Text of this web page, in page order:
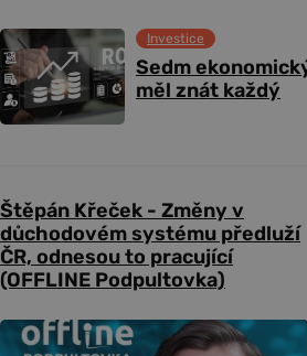
Sedm
měl znát každý
Investice
Štěpán Křeček - Změny v
důchodovém systému předluží
ČR, odnesou to pracující
(OFFLINE Podpultovka)